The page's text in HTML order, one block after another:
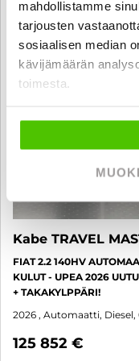
mahdollistamme
tarjousten
sosiaalisen median
kävijämäärän
toimesta.
Kabe TRAVEL
FIAT 2.2 140HV
KULUT - UPEA 2026
+ TAKAKYLPPÄRI!
2026 , Automaatti, Diesel,
125 852 €